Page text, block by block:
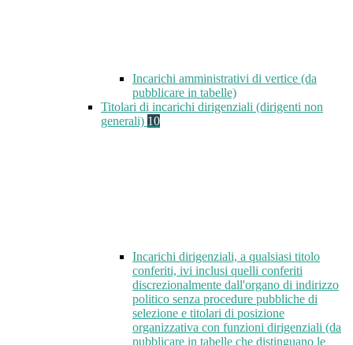
Incarichi amministrativi di vertice (da
pubblicare in tabelle)
Titolari di incarichi dirigenziali (dirigenti non
generali) 10
Incarichi dirigenziali, a qualsiasi titolo
conferiti, ivi inclusi quelli conferiti
discrezionalmente dall'organo di indirizzo
politico senza procedure pubbliche di
selezione e titolari di posizione
organizzativa con funzioni dirigenziali (da
pubblicare in tabelle che distinguano le